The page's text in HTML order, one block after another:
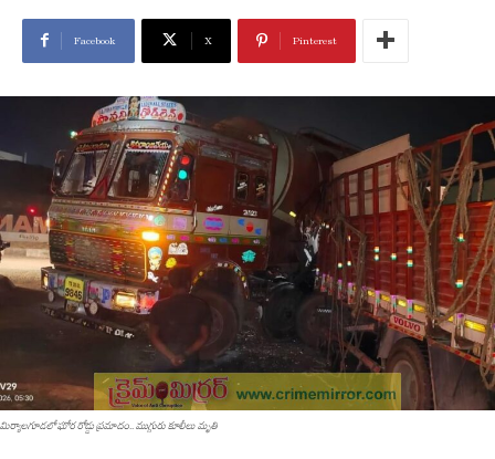
Facebook X Pinterest
మిర్యాలగూడలో ఘోర రోడ్డు ప్రమాదం.. ముగ్గురు కూలీలు మృతి